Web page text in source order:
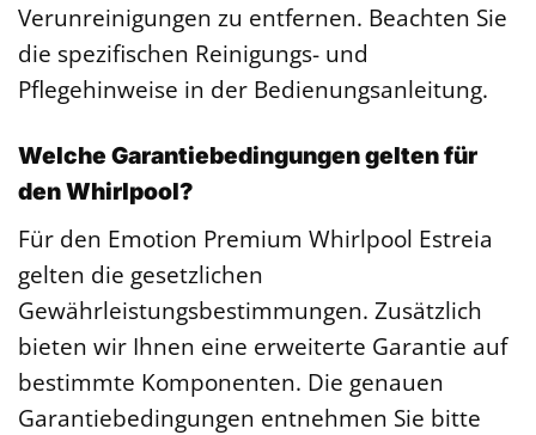
Verunreinigungen zu entfernen. Beachten Sie
die spezifischen Reinigungs- und
Pflegehinweise in der Bedienungsanleitung.
Welche Garantiebedingungen gelten für
den Whirlpool?
Für den Emotion Premium Whirlpool Estreia
gelten die gesetzlichen
Gewährleistungsbestimmungen. Zusätzlich
bieten wir Ihnen eine erweiterte Garantie auf
bestimmte Komponenten. Die genauen
Garantiebedingungen entnehmen Sie bitte